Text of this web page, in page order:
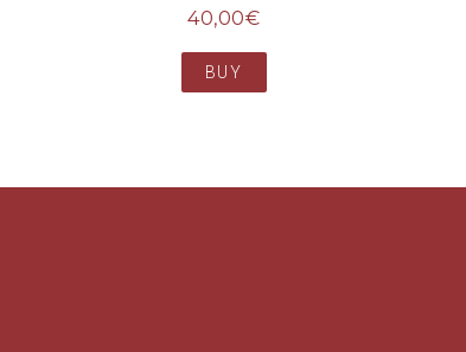
40,00€
BUY